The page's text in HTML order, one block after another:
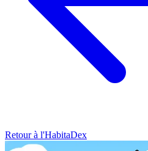
Retour à l'HabitaDex